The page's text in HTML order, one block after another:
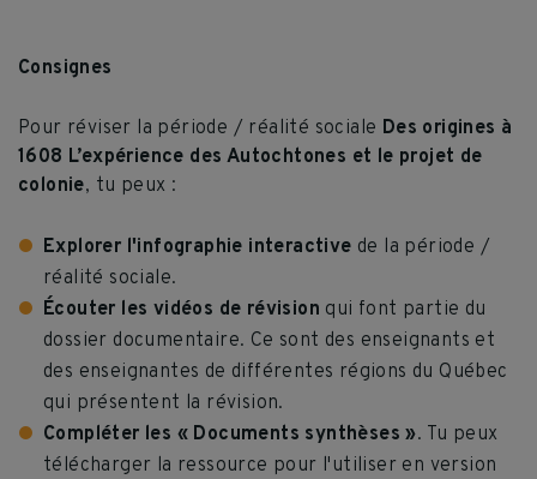
Consignes
Pour réviser la période / réalité sociale Des origines à
1608 L’expérience des Autochtones et le projet de
colonie, tu peux :
Explorer l'infographie interactive de la période /
réalité sociale.
Écouter les vidéos de révision qui font partie du
dossier documentaire. Ce sont des enseignants et
des enseignantes de différentes régions du Québec
qui présentent la révision.
Compléter les « Documents synthèses ». Tu peux
télécharger la ressource pour l'utiliser en version